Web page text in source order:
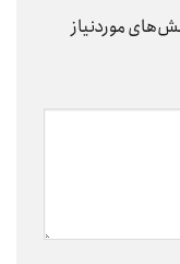
موردنیاز